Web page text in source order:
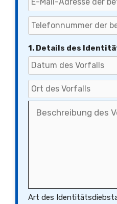
1. Details des
Art des